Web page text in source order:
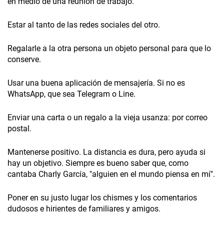
Estar al tanto de las redes sociales del otro.
Regalarle a la otra persona un objeto personal para que lo
conserve.
Usar una buena aplicación de mensajería. Si no es
WhatsApp, que sea Telegram o Line.
Enviar una carta o un regalo a la vieja usanza: por correo
postal.
Mantenerse positivo. La distancia es dura, pero ayuda si
hay un objetivo. Siempre es bueno saber que, como
cantaba Charly García, "alguien en el mundo piensa en mí".
Poner en su justo lugar los chismes y los comentarios
dudosos e hirientes de familiares y amigos.